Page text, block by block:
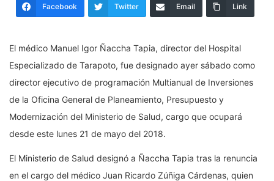
Facebook Twitter Email Link
El médico Manuel Igor Ñaccha Tapia, director del Hospital
Especializado de Tarapoto, fue designado ayer sábado como
director ejecutivo de programación Multianual de Inversiones
de la Oficina General de Planeamiento, Presupuesto y
Modernización del Ministerio de Salud, cargo que ocupará
desde este lunes 21 de mayo del 2018.
El Ministerio de Salud designó a Ñaccha Tapia tras la renuncia
en el cargo del médico Juan Ricardo Zúñiga Cárdenas, quien